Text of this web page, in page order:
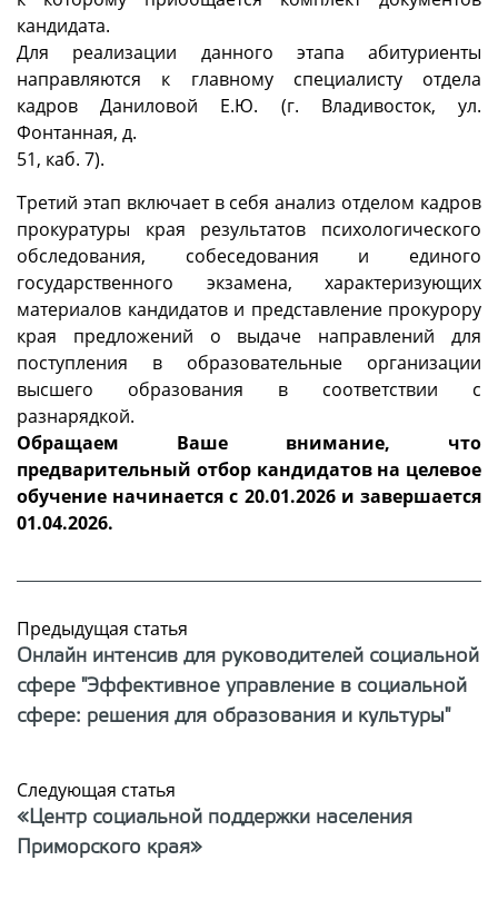
кандидата.
Для реализации данного этапа абитуриенты
направляются к главному специалисту отдела
кадров Даниловой Е.Ю. (г. Владивосток, ул.
Фонтанная, д.
51, каб. 7).
Третий этап включает в себя анализ отделом кадров
прокуратуры края результатов психологического
обследования, собеседования и единого
государственного экзамена, характеризующих
материалов кандидатов и представление прокурору
края предложений о выдаче направлений для
поступления в образовательные организации
высшего образования в соответствии с
разнарядкой.
Обращаем Ваше внимание, что
предварительный отбор кандидатов на целевое
обучение начинается с 20.01.2026 и завершается
01.04.2026.
Предыдущая статья
Онлайн интенсив для руководителей социальной
сфере "Эффективное управление в социальной
сфере: решения для образования и культуры"
Следующая статья
«Центр социальной поддержки населения
Приморского края»